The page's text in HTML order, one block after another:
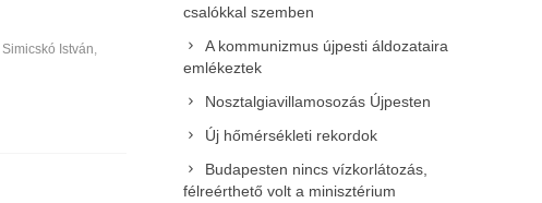
Simicskó István,
csalókkal szemben
A kommunizmus újpesti áldozataira
emlékeztek
Nosztalgiavillamosozás Újpesten
Új hőmérsékleti rekordok
Budapesten nincs vízkorlátozás,
félreérthető volt a minisztérium